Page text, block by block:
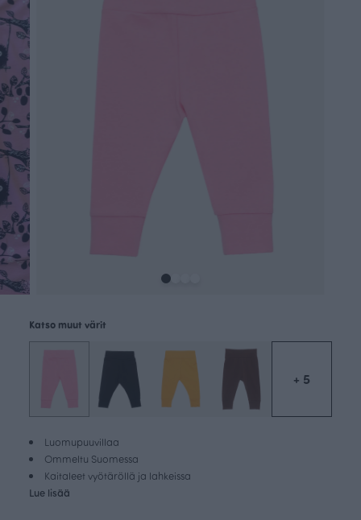
Luomupuuvillaa
Ommeltu Suomessa
Kaitaleet vyötäröllä ja lahkeissa
Lue lisää
Katso muut värit
+ 5